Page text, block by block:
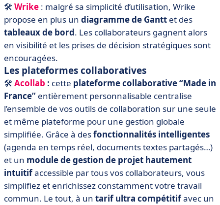
🛠️ Wrike : malgré sa simplicité d’utilisation, Wrike
propose en plus un diagramme de Gantt et des
tableaux de bord. Les collaborateurs gagnent alors
en visibilité et les prises de décision stratégiques sont
encouragées.
Les plateformes collaboratives
🛠 Acollab : cette plateforme collaborative “Made in
France” entièrement personnalisable centralise
l’ensemble de vos outils de collaboration sur une seule
et même plateforme pour une gestion globale
simplifiée. Grâce à desfonctionnalités intelligentes
(agenda en temps réel, documents textes partagés…)
et un module de gestion de projet hautement
intuitifaccessible par tous vos collaborateurs, vous
simplifiez et enrichissez constamment votre travail
commun. Le tout, à un tarif ultra compétitifavec un